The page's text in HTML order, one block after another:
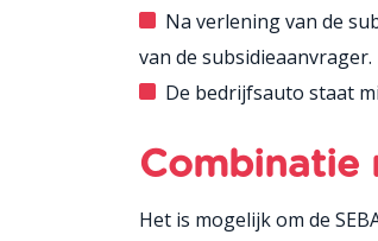
Na verlening van de
van de subsidieaanvrager.
De bedrijfsauto staat
Combinatie
Het is mogelijk om de